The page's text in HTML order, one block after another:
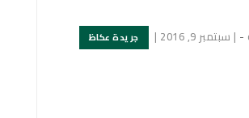
-
| سبتمبر 9, 2016 | جريدة عكاظ